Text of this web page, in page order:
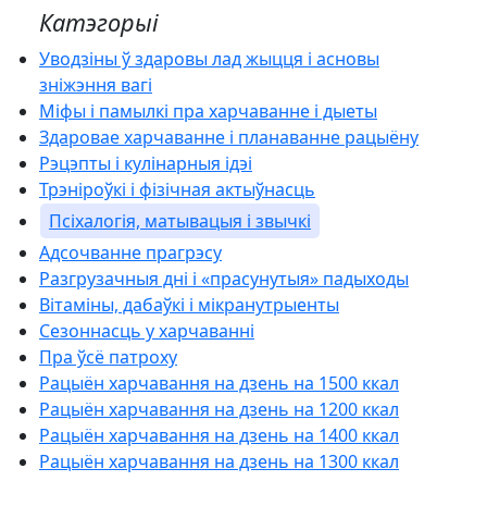
Катэгорыі
Уводзіны ў здаровы лад жыцця і асновы
зніжэння вагі
Міфы і памылкі пра харчаванне і дыеты
Здаровае харчаванне і планаванне рацыёну
Рэцэпты і кулінарныя ідэі
Трэніроўкі і фізічная актыўнасць
Псіхалогія, матывацыя і звычкі
Адсочванне прагрэсу
Разгрузачныя дні і «прасунутыя» падыходы
Вітаміны, дабаўкі і мікранутрыенты
Сезоннасць у харчаванні
Пра ўсё патроху
Рацыён харчавання на дзень на 1500 ккал
Рацыён харчавання на дзень на 1200 ккал
Рацыён харчавання на дзень на 1400 ккал
Рацыён харчавання на дзень на 1300 ккал